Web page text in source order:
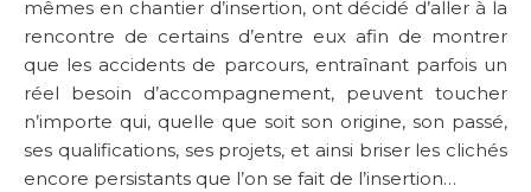
mêmes en chantier d’insertion, ont décidé d’aller à la
rencontre de certains d’entre eux afin de montrer
que les accidents de parcours, entraînant parfois un
réel besoin d’accompagnement, peuvent toucher
n’importe qui, quelle que soit son origine, son passé,
ses qualifications, ses projets, et ainsi briser les clichés
encore persistants que l’on se fait de l’insertion…